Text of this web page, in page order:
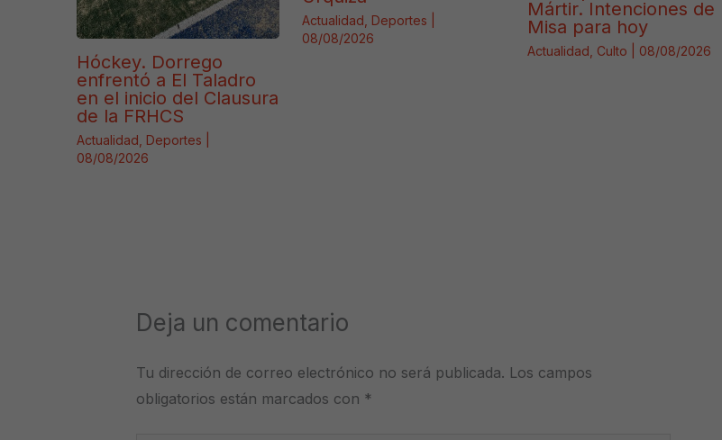
Hóckey. Dorrego
enfrentó a El Taladro
en el inicio del Clausura
de la FRHCS
Actualidad Deportes
08/08/2026
Actualidad Deportes
08/08/2026
Mártir. Intenciones de
Misa para hoy
Actualidad Culto 08/08/2026
Deja un comentario
Tu dirección de correo electrónico no será publicada. Los campos
obligatorios están marcados con *